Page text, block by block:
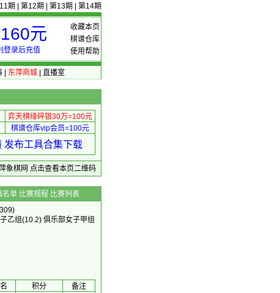
期 第12期 第13期 第14期
收藏本页
棋谱仓库
使用帮助
元
登录后充值
| 东萍商城| 直播室
弈天棋缘碎银30万=100元
棋谱仓库vip会员=100元
发布工具合集下载
象棋网 点击查看本页二维码
名单 比赛规程 比赛列表
乙组(10.2) 俱乐部女子甲组
积分
备注